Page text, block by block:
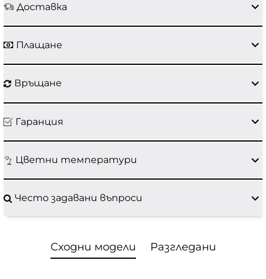
Доставка
Плащане
Връщане
Гаранция
Цветни температури
Често задавани въпроси
Сходни модели Разгледани